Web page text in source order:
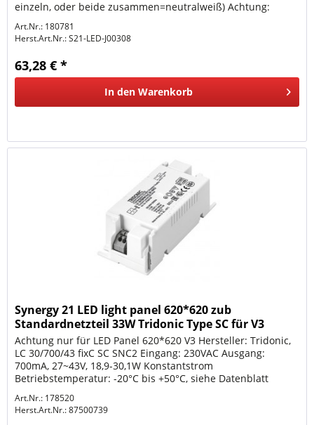
einzeln, oder beide zusammen=neutralweiß) Achtung:
Art.Nr.: 180781
Herst.Art.Nr.:S21-LED-J00308
63,28 € *
In den Warenkorb
Synergy 21 LED light panel 620*620 zub
Standardnetzteil 33W Tridonic Type SC für V3
Achtung nur für LED Panel 620*620 V3 Hersteller: Tridonic,
LC 30/700/43 fixC SC SNC2 Eingang: 230VAC Ausgang:
700mA, 27~43V, 18,9-30,1W Konstantstrom
Betriebstemperatur: -20°C bis +50°C, siehe Datenblatt
Art.Nr.: 178520
Herst.Art.Nr.:87500739